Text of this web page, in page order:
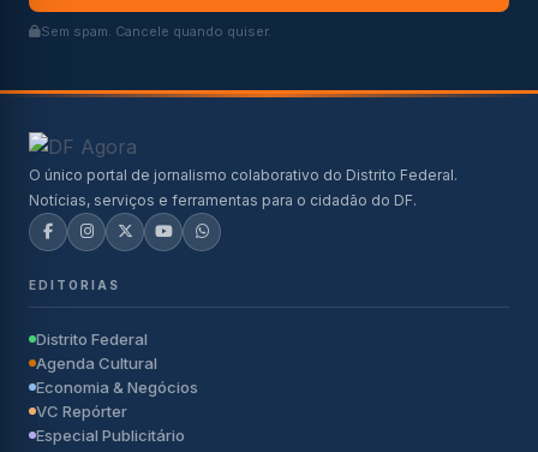
Sem spam. Cancele quando quiser.
O único portal de jornalismo colaborativo do Distrito Federal.
Notícias, serviços e ferramentas para o cidadão do DF.
EDITORIAS
Distrito Federal
Agenda Cultural
Economia & Negócios
VC Repórter
Especial Publicitário